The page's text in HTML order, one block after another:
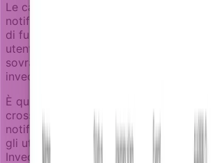
Le campagne di retention spesso
notifiche di prodotto, sequenze di
di funzionalità. Quando più team si
utente senza coordinazione, il risultato
sovraccarico di notifiche che può
invece di prevenirlo.
È qui che l'approccio di Notifizz alla
cross-team e coordinazione della
notifiche può aiutare i team a evitare
gli utenti con multiple campagne
Invece di ogni team che lavora in